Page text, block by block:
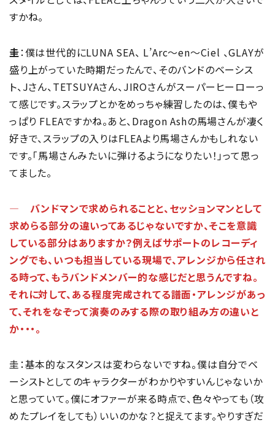
すかね。
圭：僕は世代的にLUNA SEA、 L’Arc～en～Ciel 、GLAYが
盛り上がっていた時期だったんで、そのバンドのベーシス
ト、Jさん、TETSUYAさん、JIROさんがスーパーヒーローっ
て感じです。スラップとかをめっちゃ練習したのは、僕もや
っぱり FLEAですかね。あと、Dragon Ashの馬場さんが凄く
好きで、スラップの入りはFLEAより馬場さんかもしれない
です。「馬場さんみたいに弾けるようになりたい！」って思っ
てました。
― バンドマンで求められることと、セッションマンとして
求めらる部分の違いってあるじゃないですか、そこを意識
している部分はありますか？例えばサポートのレコーディ
ングでも、いつも担当している現場で、アレンジから任され
る時って、もうバンドメンバー的な感じだと思うんですね。
それに対して、ある程度完成されてる譜面・アレンジがあっ
て、それをなぞって演奏のみする際の取り組み方の違いと
か・・・。
圭：基本的なスタンスは変わらないですね。僕は自分でベ
ーシストとしてのキャラクターがわかりやすいんじゃないか
と思っていて。僕にオファーが来る時点で、色々やっても（攻
めたプレイをしても）いいのかな？と捉えてます。やりすぎだ